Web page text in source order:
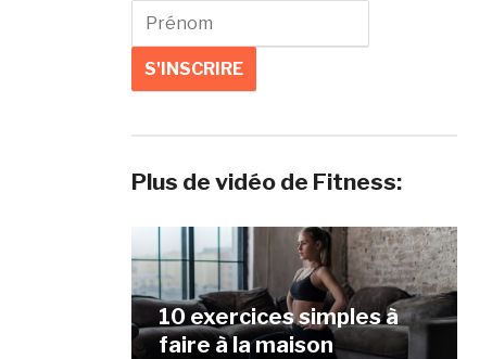
Plus de vidéo de Fitness:
10 exercices simples à
faire à la maison